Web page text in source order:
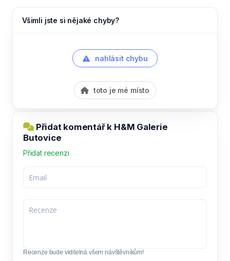
Všimli jste si nějaké chyby?
nahlásit chybu
toto je mé místo
Přidat komentář k H&M Galerie
Butovice
Přidat recenzi
Recenze bude viditelná všem návštěvníkům!